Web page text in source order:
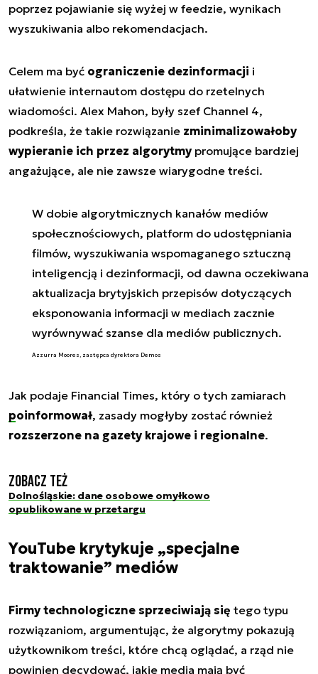
poprzez pojawianie się wyżej w feedzie, wynikach
wyszukiwania albo rekomendacjach.
Celem ma być ograniczenie dezinformacji i
ułatwienie internautom dostępu do rzetelnych
wiadomości. Alex Mahon, były szef Channel 4,
podkreśla, że takie rozwiązanie zminimalizowałoby
wypieranie ich przez algorytmypromujące bardziej
angażujące, ale nie zawsze wiarygodne treści.
W dobie algorytmicznych kanałów mediów
społecznościowych, platform do udostępniania
filmów, wyszukiwania wspomaganego sztuczną
inteligencją i dezinformacji, od dawna oczekiwana
aktualizacja brytyjskich przepisów dotyczących
eksponowania informacji w mediach zacznie
wyrównywać szanse dla mediów publicznych.
Azzurra Moores, zastępca dyrektora Demos
Jak podaje Financial Times, który o tych zamiarach
poinformował, zasady mogłyby zostać również
rozszerzone na gazety krajowe i regionalne.
Zobacz też
Dolnośląskie: dane osobowe omyłkowo
opublikowane w przetargu
YouTube krytykuje „specjalne
traktowanie” mediów
Firmy technologiczne sprzeciwiają się tego typu
rozwiązaniom, argumentując, że algorytmy pokazują
użytkownikom treści, które chcą oglądać, a rząd nie
powinien decydować, jakie media mają być